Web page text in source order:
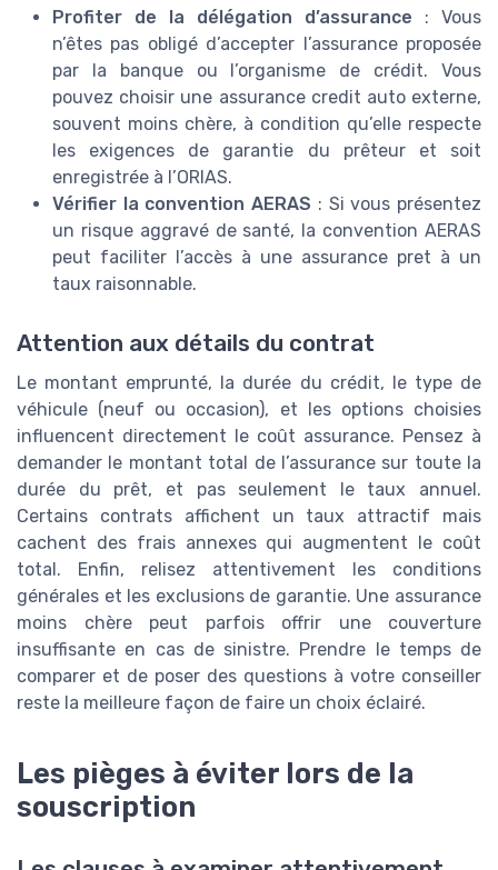
Profiter de la délégation d’assurance : Vous
n’êtes pas obligé d’accepter l’assurance proposée
par la banque ou l’organisme de crédit. Vous
pouvez choisir une assurance credit auto externe,
souvent moins chère, à condition qu’elle respecte
les exigences de garantie du prêteur et soit
enregistrée à l’ORIAS.
Vérifier la convention AERAS : Si vous présentez
un risque aggravé de santé, la convention AERAS
peut faciliter l’accès à une assurance pret à un
taux raisonnable.
Attention aux détails du contrat
Le montant emprunté, la durée du crédit, le type de
véhicule (neuf ou occasion), et les options choisies
influencent directement le coût assurance. Pensez à
demander le montant total de l’assurance sur toute la
durée du prêt, et pas seulement le taux annuel.
Certains contrats affichent un taux attractif mais
cachent des frais annexes qui augmentent le coût
total. Enfin, relisez attentivement les conditions
générales et les exclusions de garantie. Une assurance
moins chère peut parfois offrir une couverture
insuffisante en cas de sinistre. Prendre le temps de
comparer et de poser des questions à votre conseiller
reste la meilleure façon de faire un choix éclairé.
Les pièges à éviter lors de la
souscription